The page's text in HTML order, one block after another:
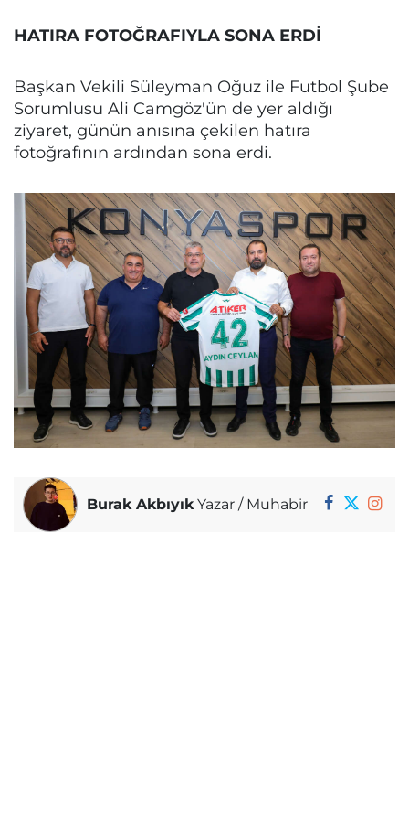
HATIRA FOTOĞRAFIYLA SONA ERDİ
Başkan Vekili Süleyman Oğuz ile Futbol Şube
Sorumlusu Ali Camgöz'ün de yer aldığı
ziyaret, günün anısına çekilen hatıra
fotoğrafının ardından sona erdi.
Burak Akbıyık Yazar / Muhabir